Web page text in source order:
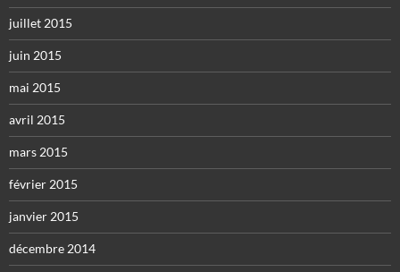
juillet 2015
juin 2015
mai 2015
avril 2015
mars 2015
février 2015
janvier 2015
décembre 2014